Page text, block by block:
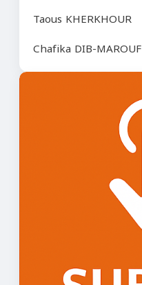
Taous KHERKHOUR
Chafika DIB-MAROUF